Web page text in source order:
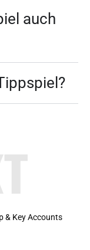
auch
& Key Accounts